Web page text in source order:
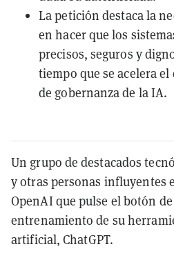
La petición destaca la
en hacer que los
precisos, seguros y
tiempo que se acelera
de gobernanza de la IA.
Un grupo de destacados
y otras personas influyentes
OpenAI que pulse el botón
entrenamiento de su
artificial, ChatGPT.